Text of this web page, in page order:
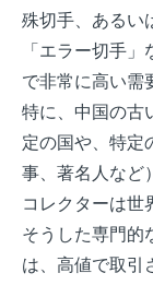
殊切手、あるい
「エラー切手
で非常に高い需
特に、中国の古
定の国や、特定
事、著名人など
コレクターは世
そうした専門的
は、高値で取引